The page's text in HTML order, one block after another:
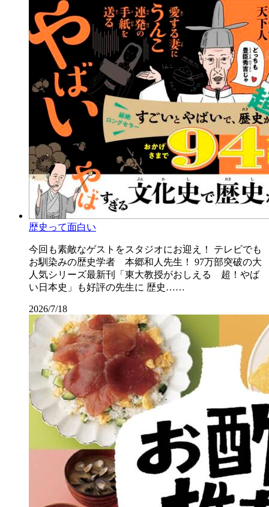
歴史って面白い
今回も素敵なゲストをスタジオにお迎え！ テレビでも
お馴染みの歴史学者 本郷和人先生！ 97万部突破の大
人気シリーズ最新刊「東大教授がおしえる 超！やば
い日本史」も好評の先生に 歴史……
2026/7/18